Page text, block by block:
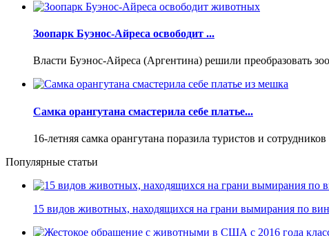
Зоопарк Буэнос-Айреса освободит ...
Власти Буэнос-Айреса (Аргентина) решили преобразовать
Самка орангутана смастерила себе платье...
16-летняя самка орангутана поразила туристов и
Популярные статьи
15 видов животных, находящихся на грани вымирания по